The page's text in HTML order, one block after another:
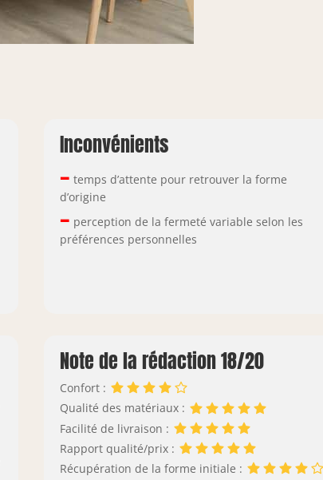
Inconvénients
– temps d’attente pour retrouver la forme
d’origine
– perception de la fermeté variable selon les
préférences personnelles
Note de la rédaction 18/20
Confort :
Qualité des matériaux :
Facilité de livraison :
Rapport qualité/prix :
Récupération de la forme initiale :